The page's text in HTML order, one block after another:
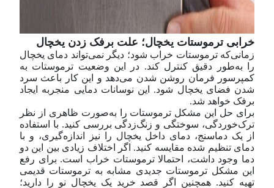
خرابی ترموستات یخچال؛ علت برفک زدن یخچال
زمانی‌که ترموستات خراب شود؛ دیگر نمی‌تواند دمای یخچال
را به‌طور دقیق کنترل کند. در این وضعیت ترموستات به
کمپرسور فرمان روشن شدن می‌دهد و این کار باعث سرد
شدن فضای یخچال شود. این نوسانات دمایی منجر‌به ایجاد
برفک خواهد شد.
برای حل این مشکل ترموستات را به‌صورت ظاهری از نظر
ترک‌خوردگی، سوختگی و زنگ‌زدگی بررسی کنید. با استفاده
از یک دماسنج، دمای داخل یخچال را نیز اندازه‌گیری، و با
دمای تنظیم شده مقایسه کنید. اگر اختلاف زیادی بین این دو
دما وجود داشت، احتمالا ترموستات خراب است. برای رفع
این مشکل ترموستات جدیدی مشابه به ترموستات قدیمی
تهیه کنید. همچنین اگر قصد خرید یک یخچال نو را دارید؛